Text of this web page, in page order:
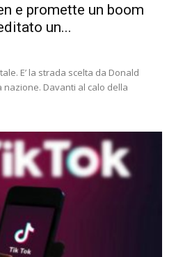
e promette un boom
un...
E’ la strada scelta da Donald
Davanti al calo della